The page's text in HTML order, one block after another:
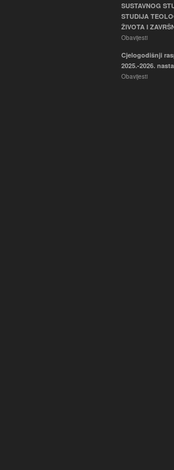
SUSTAVNOG
STUDIJA
ŽIVOTA I
Obavijesti
Cjelogodišnji
2025.-2026.
Obavijesti